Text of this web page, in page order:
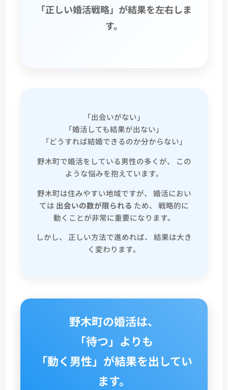
「正しい婚活戦略」が結果を左右しま
す。
「出会いがない」
「婚活しても結果が出ない」
「どうすれば結婚できるのか分からない」
野木町で婚活をしている男性の多くが、 この
ような悩みを抱えています。
野木町は住みやすい地域ですが、 婚活におい
ては 出会いの数が限られる ため、 戦略的に
動くことが非常に重要になります。
しかし、 正しい方法で進めれば、 結果は大き
く変わります。
野木町の婚活は、
「待つ」よりも
「動く男性」が結果を出してい
ます。